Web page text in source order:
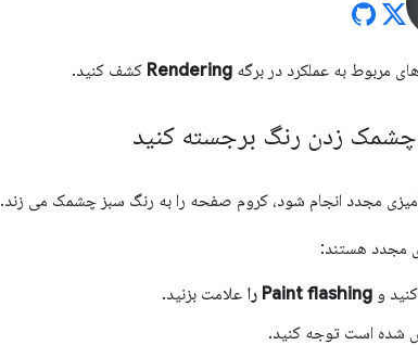
مربوط به عملکرد در برگه Rendering کشف کنید.
چشمک زدن رنگ برجسته کنید
مجدد انجام شود، کروم صفحه را به رنگ سبز چشمک می زند.
مجدد هستند:
و Paint flashing را
علامت بزنید.
شده است توجه کنید.